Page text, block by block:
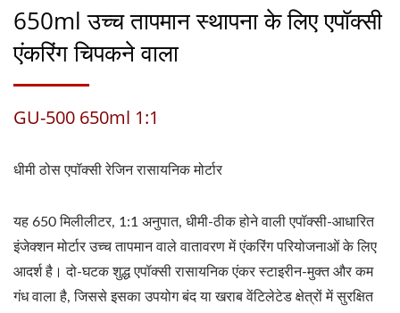
650ml उच्च तापमान स्थापना के लिए एपॉक्सी
एंकरिंग चिपकने वाला
GU-500 650ml 1:1
धीमी ठोस एपॉक्सी रेजिन रासायनिक मोर्टार
यह 650 मिलीलीटर, 1:1 अनुपात, धीमी-ठीक होने वाली एपॉक्सी-आधारित
इंजेक्शन मोर्टार उच्च तापमान वाले वातावरण में एंकरिंग परियोजनाओं के लिए
आदर्श है। दो-घटक शुद्ध एपॉक्सी रासायनिक एंकर स्टाइरीन-मुक्त और कम
गंध वाला है, जिससे इसका उपयोग बंद या खराब वेंटिलेटेड क्षेत्रों में सुरक्षित